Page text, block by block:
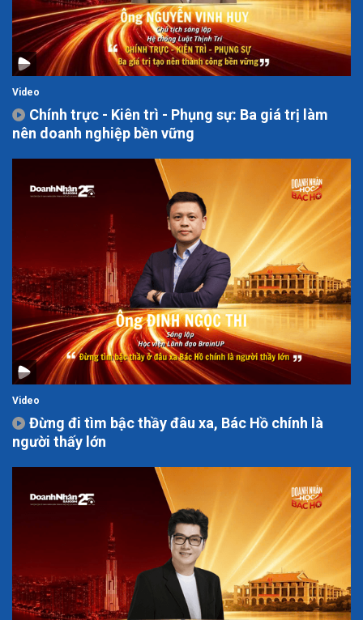
Video
Chính trực - Kiên trì - Phụng sự: Ba giá trị làm
nên doanh nghiệp bền vững
Video
Đừng đi tìm bậc thầy đâu xa, Bác Hồ chính là
người thấy lớn